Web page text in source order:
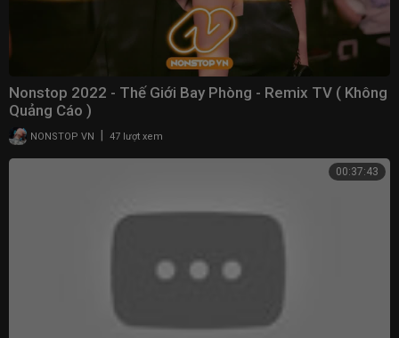
Nonstop 2022 - Thế Giới Bay Phòng - Remix TV ( Không
Quảng Cáo )
NONSTOP VN 47 lượt xem
00:37:43